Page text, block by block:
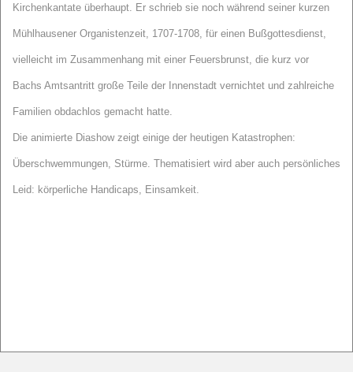
Kirchenkantate überhaupt. Er schrieb sie noch während seiner kurzen
Mühlhausener Organistenzeit, 1707-1708, für einen Bußgottesdienst,
vielleicht im Zusammenhang mit einer Feuersbrunst, die kurz vor
Bachs Amtsantritt große Teile der Innenstadt vernichtet und zahlreiche
Familien obdachlos gemacht hatte.
Die animierte Diashow zeigt einige der heutigen Katastrophen:
Überschwemmungen, Stürme. Thematisiert wird aber auch persönliches
Leid: körperliche Handicaps, Einsamkeit.